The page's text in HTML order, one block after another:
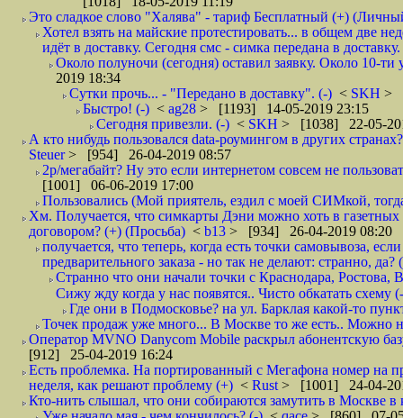
Это сладкое слово "Халява" - тариф Бесплатный (+)
Хотел взять на майские протестировать... в общем две
идёт в доставку. Сегодня смс - симка передана в
Около полуночи (сегодня) оставил заявку. Около 10-ти
2019 18:34
Сутки прочь... - "Передано в доставку". (-) < SKH >
Быстро! (-) < ag28 > [1193] 14-05-2019 23:15
Сегодня привезли. (-) < SKH > [1038] 22-05-
А кто нибудь пользовался data-роумингом в других
Steuer> [954] 26-04-2019 08:57
2р/мегабайт? Ну это если интернетом совсем не
[1001] 06-06-2019 17:00
Пользовались (Мой приятель, ездил с моей СИМкой,
Хм. Получается, что симкарты Дэни можно хоть в газетных
договором? (+) (Просьба) < b13 > [934] 26-04-2019 08:20
получается, что теперь, когда есть точки самовывоза,
предварительного заказа - но так не делают: странно, да?
Странно что они начали точки с Краснодара,
Сижу жду когда у нас появятся.. Чисто обкатать схему
Где они в Подмосковье? на ул. Барклая какой-то
Точек продаж уже много... В Москве то же есть.. Можно
Оператор MVNO Danycom Mobile раскрыл абонентскую
[912] 25-04-2019 16:24
Есть проблемка. На портированный с Мегафона номер на
неделя, как решают проблему (+) < Rust > [1001] 24-04-
Кто-нить слышал, что они собираются замутить в Москве в